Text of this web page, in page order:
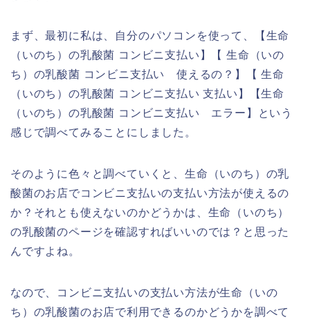
まず、最初に私は、自分のパソコンを使って、【生命
（いのち）の乳酸菌 コンビニ支払い】【 生命（いの
ち）の乳酸菌 コンビニ支払い 使えるの？】【 生命
（いのち）の乳酸菌 コンビニ支払い 支払い】【生命
（いのち）の乳酸菌 コンビニ支払い エラー】という
感じで調べてみることにしました。
そのように色々と調べていくと、生命（いのち）の乳
酸菌のお店でコンビニ支払いの支払い方法が使えるの
か？それとも使えないのかどうかは、生命（いのち）
の乳酸菌のページを確認すればいいのでは？と思った
んですよね。
なので、コンビニ支払いの支払い方法が生命（いの
ち）の乳酸菌のお店で利用できるのかどうかを調べて